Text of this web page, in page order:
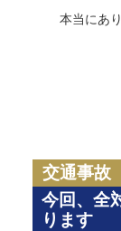
本当にあ
交通事故
今回、全
ります